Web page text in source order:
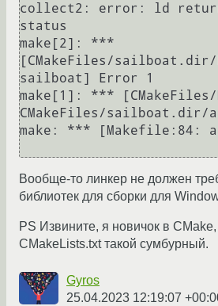
collect2: error: ld
status
make[2]: ***
[CMakeFiles/sailboat.dir/
sailboat] Error 1
make[1]: ***
CMakeFiles/
make: *** [Makefile:84:
Вообще-то линкер не должен
библиотек для сборки для
PS Извините, я новичок в
CMakeLists.txt такой сумбурный.
Gyros
25.04.2023 12:19:07